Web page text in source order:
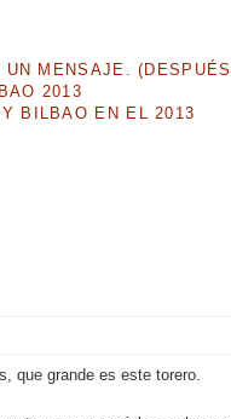
MENSAJE.
2013
BILBAO EN EL 2013
que grande es este torero.